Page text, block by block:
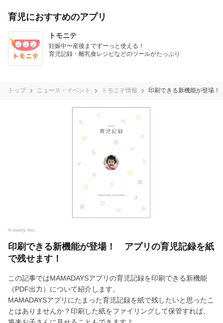
育児におすすめのアプリ
トモニテ
妊娠中〜産後までずーっと使える！
育児記録・離乳食レシピなどのツールがたっぷり
トップ ニュース・イベント トモニテ情報 印刷できる新機能が登場
© every, Inc.
印刷できる新機能が登場！ アプリの育児記録を紙
で残せます！
この記事ではMAMADAYSアプリの育児記録を印刷できる新機能
（PDF出力）について紹介します。
MAMADAYSアプリにたまった育児記録を紙で残したいと思ったこ
とはありませんか？印刷した紙をファイリングして保管すれば、